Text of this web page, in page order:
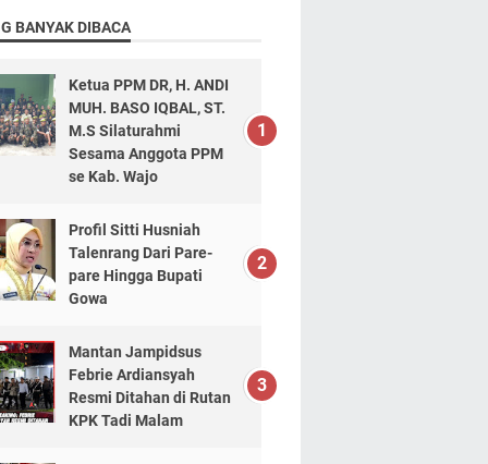
BANYAK DIBACA
Ketua PPM DR, H. ANDI
MUH. BASO IQBAL, ST.
M.S Silaturahmi
Sesama Anggota PPM
se Kab. Wajo
Profil Sitti Husniah
Talenrang Dari Pare-
pare Hingga Bupati
Gowa
Mantan Jampidsus
Febrie Ardiansyah
Resmi Ditahan di Rutan
KPK Tadi Malam